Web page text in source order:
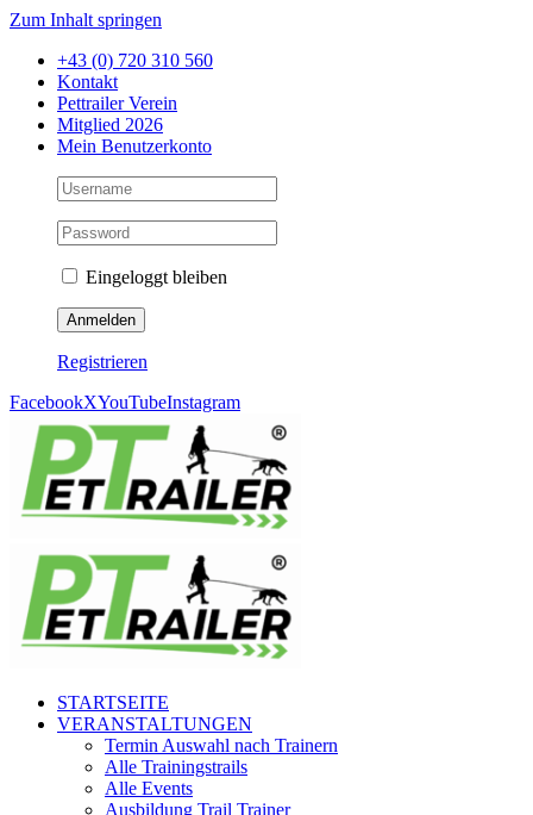
Zum Inhalt springen
+43 (0) 720 310 560
Kontakt
Pettrailer Verein
Mitglied 2026
Mein Benutzerkonto
Eingeloggt bleiben
Registrieren
FacebookXYouTubeInstagram
STARTSEITE
VERANSTALTUNGEN
Termin Auswahl nach Trainern
Alle Trainingstrails
Alle Events
Ausbildung Trail Trainer